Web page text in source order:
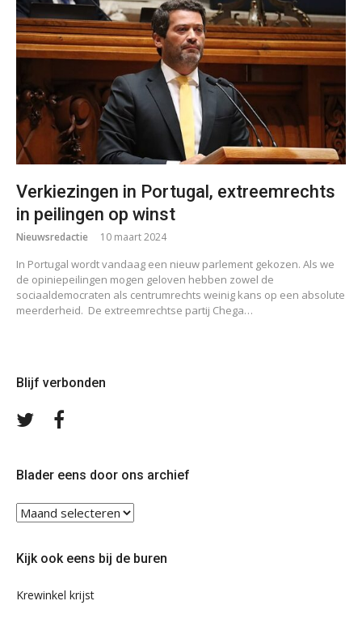
Verkiezingen in Portugal, extreemrechts
in peilingen op winst
Nieuwsredactie 10 maart 2024
In Portugal wordt vandaag een nieuw parlement gekozen. Als we
de opiniepeilingen mogen geloven hebben zowel de
sociaaldemocraten als centrumrechts weinig kans op een absolute
meerderheid. De extreemrechtse partij Chega…
Blijf verbonden
Volg
Blader eens door ons archief
Blader
ons
Kijk ook eens bij de buren
Krewinkel krijst